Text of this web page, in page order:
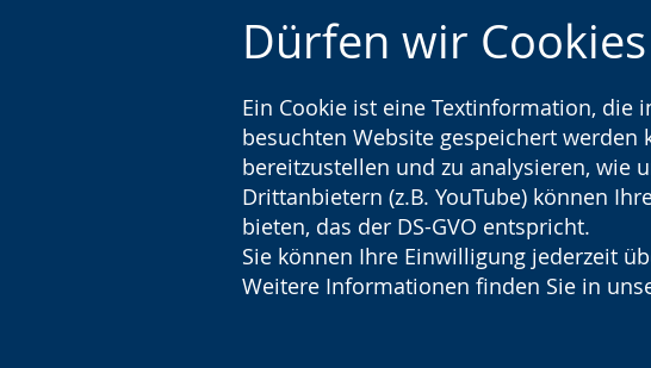
Dürfen wir
Ein Cookie ist eine Textinformation, die
besuchten Website gespeichert
bereitzustellen und zu analysieren, wie
Drittanbietern (z.B. YouTube) können
bieten, das der DS-GVO entspricht.
Sie können Ihre Einwilligung jederzeit
Weitere Informationen finden Sie in